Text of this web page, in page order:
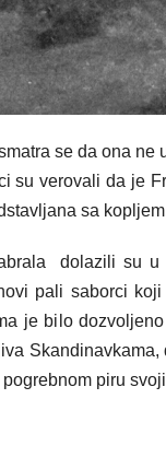
se da ona ne
su verovali da je
sa
dolazili su u
pali saborci
je bilo
piru